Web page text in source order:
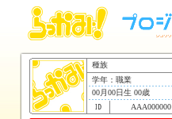
種族
学年：職業
00月00日生 00歳
AAA000000